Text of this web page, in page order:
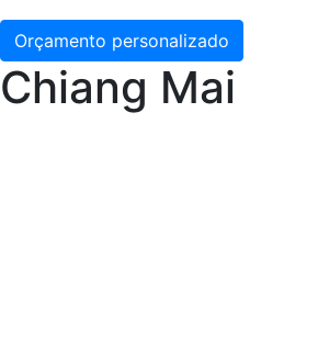
Orçamento personalizado
Chiang Mai